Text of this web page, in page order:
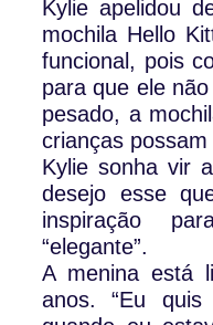
Kylie apelidou
mochila Hello
funcional, pois
para que ele
pesado, a
crianças
Kylie sonha vir
desejo esse
inspiração
“elegante”.
A menina está
anos. “Eu